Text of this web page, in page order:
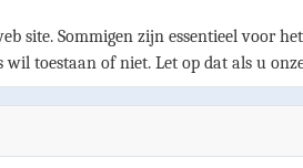
site. Sommigen zijn essentieel voor
wil toestaan of niet. Let op dat als u